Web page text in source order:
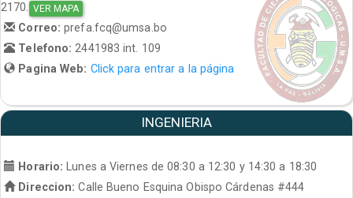
2170. VER MAPA
Correo:prefa.fcq@umsa.bo
Telefono:2441983 int. 109
Pagina Web: Click para entrar a la página
INGENIERIA
Horario:
Lunes a Viernes de 08:30 a 12:30 y 14:30 a 18:30
Direccion: Calle Bueno Esquina Obispo Cárdenas #444